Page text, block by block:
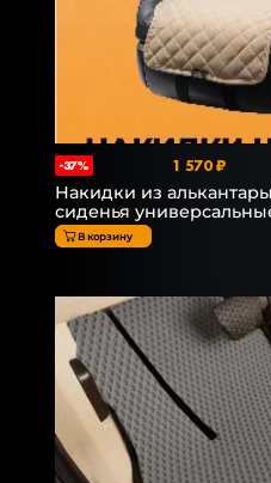
-37% 1 570 ₽
Накидки из
сиденья
В корзину